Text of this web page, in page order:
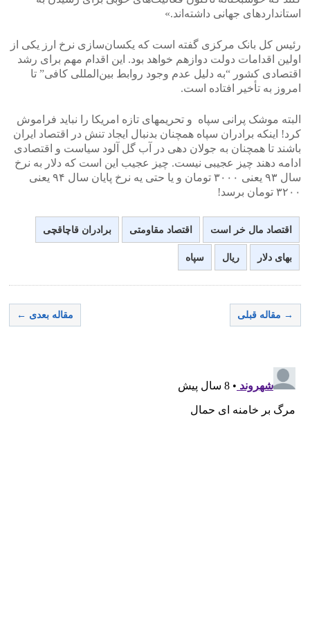
استانداردهای جهانی داشته‌اند.»
رئیس کل بانک مرکزی گفته است که یکسان‌سازی نرخ ارز یکی از
اولین اقدامات دولت دوازهم خواهد بود. این اقدام مهم برای رشد
اقتصادی کشور “به دلیل عدم وجود روابط بین‌المللی کافی” تا
امروز به تأخیر افتاده است.
البته موشک پرانی سپاه و تحریمهای تازه امریکا را نباید فراموش
کرد! اینکه برادران سپاه همچنان بدنبال ایجاد تنش در اقتصاد ایران
باشند تا همچنان به جولان دهی در آب گل آلود سیاست و اقتصادی
ادامه دهند چیز عجیبی نیست. چیز عجیب این است که دلار به نرخ
سال ۹۳ یعنی ۳۰۰۰ تومان و یا حتی یه نرخ پایان سال ۹۴ یعنی
۳۲۰۰ تومان برسد!
اقتصاد مال خر است اقتصاد مقاومتی برادران قاچاقچی
بهای دلار ریال سپاه
→ مقاله قبلی مقاله بعدی ←